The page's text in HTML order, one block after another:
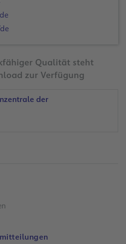
Qualität steht
zur Verfügung
der